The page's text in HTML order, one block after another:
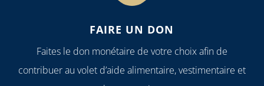
FAIRE UN DON
Faites le don monétaire de votre choix afin de
contribuer au volet d’aide alimentaire, vestimentaire et